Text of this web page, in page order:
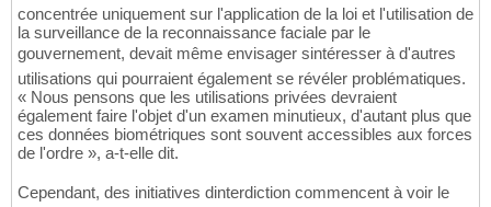
concentrée uniquement sur l'application de la loi et l'utilisation de
la surveillance de la reconnaissance faciale par le
gouvernement, devait même envisager sintéresser à d'autres
utilisations qui pourraient également se révéler problématiques.
« Nous pensons que les utilisations privées devraient
également faire l'objet d'un examen minutieux, d'autant plus que
ces données biométriques sont souvent accessibles aux forces
de l'ordre », a-t-elle dit.
Cependant, des initiatives dinterdiction commencent à voir le